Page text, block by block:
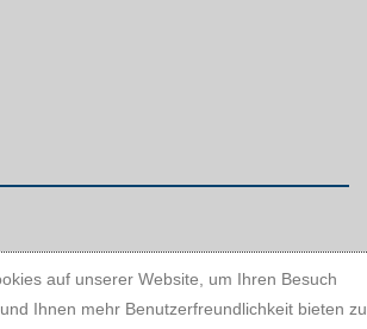
auf unserer Website, um Ihren Besuch
Ihnen mehr Benutzerfreundlichkeit bieten zu